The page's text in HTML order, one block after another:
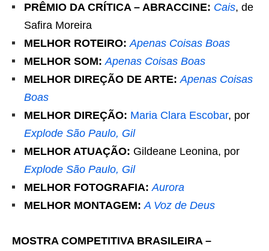
PRÊMIO DA CRÍTICA – ABRACCINE: Cais, de
Safira Moreira
MELHOR ROTEIRO: Apenas Coisas Boas
MELHOR SOM: Apenas Coisas Boas
MELHOR DIREÇÃO DE ARTE: Apenas Coisas
Boas
MELHOR DIREÇÃO: Maria Clara Escobar, por
Explode São Paulo, Gil
MELHOR ATUAÇÃO: Gildeane Leonina, por
Explode São Paulo, Gil
MELHOR FOTOGRAFIA: Aurora
MELHOR MONTAGEM: A Voz de Deus
MOSTRA COMPETITIVA BRASILEIRA –